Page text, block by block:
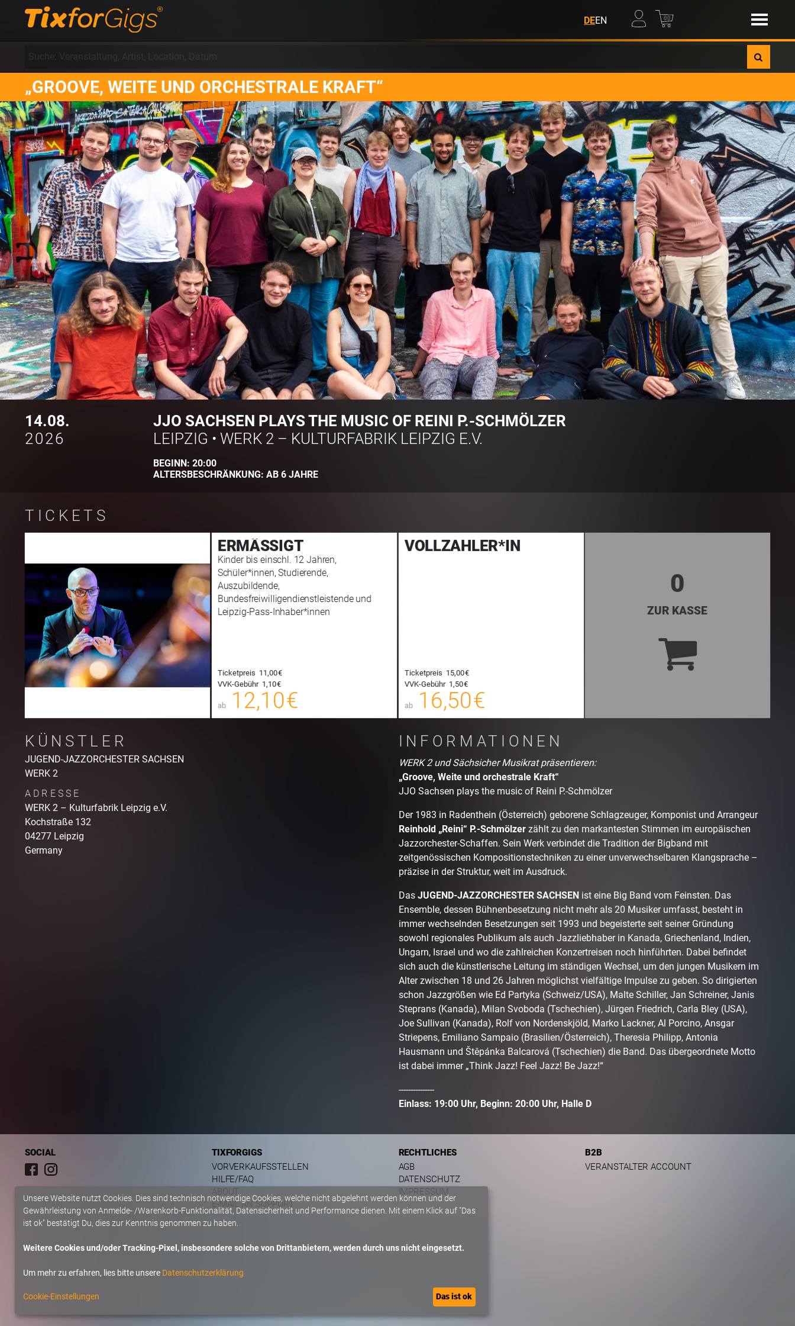
DEEN 00
„GROOVE, WEITE UND ORCHESTRALE KRAFT“
14.08.
2026
JJO SACHSEN PLAYS THE MUSIC OF REINI P.-SCHMÖLZER
LEIPZIG • WERK 2 – KULTURFABRIK LEIPZIG E.V.
BEGINN: 20:00
ALTERSBESCHRÄNKUNG: AB 6 JAHRE
TICKETS
ERMÄSSIGT
Kinder bis einschl. 12 Jahren,
Schüler*innen, Studierende,
Auszubildende,
Bundesfreiwilligendienstleistende und
Leipzig-Pass-Inhaber*innen
Ticketpreis 11,00 €
VVK-Gebühr 1,10 €
ab 12,10 €
00
VOLLZAHLER*IN
Ticketpreis 15,00 €
VVK-Gebühr 1,50 €
ab 16,50 €
00
0
ZUR KASSE
KÜNSTLER
JUGEND-JAZZORCHESTER SACHSEN
WERK 2
ADRESSE
WERK 2 – Kulturfabrik Leipzig e.V.
Kochstraße 132
04277 Leipzig
Germany
INFORMATIONEN
WERK 2 und Sächsicher Musikrat präsentieren:
„Groove, Weite und orchestrale Kraft“
JJO Sachsen plays the music of Reini P.-Schmölzer
Der 1983 in Radenthein (Österreich) geborene Schlagzeuger, Komponist und Arrangeur
Reinhold „Reini“ P.-Schmölzerzählt zu den markantesten Stimmen im europäischen
Jazzorchester-Schaffen. Sein Werk verbindet die Tradition der Bigband mit
zeitgenössischen Kompositionstechniken zu einer unverwechselbaren Klangsprache –
präzise in der Struktur, weit im Ausdruck.
Das JUGEND-JAZZORCHESTER SACHSENist eine Big Band vom Feinsten. Das
Ensemble, dessen Bühnenbesetzung nicht mehr als 20 Musiker umfasst, besteht in
immer wechselnden Besetzungen seit 1993 und begeisterte seit seiner Gründung
sowohl regionales Publikum als auch Jazzliebhaber in Kanada, Griechenland, Indien,
Ungarn, Israel und wo die zahlreichen Konzertreisen noch hinführten. Dabei befindet
sich auch die künstlerische Leitung im ständigen Wechsel, um den jungen Musikern im
Alter zwischen 18 und 26 Jahren möglichst vielfältige Impulse zu geben. So dirigierten
schon Jazzgrößen wie Ed Partyka (Schweiz/USA), Malte Schiller, Jan Schreiner, Janis
Steprans (Kanada), Milan Svoboda (Tschechien), Jürgen Friedrich, Carla Bley (USA),
Joe Sullivan (Kanada), Rolf von Nordenskjöld, Marko Lackner, Al Porcino, Ansgar
Striepens, Emiliano Sampaio (Brasilien/Österreich), Theresia Philipp, Antonia
Hausmann und Štěpánka Balcarová (Tschechien) die Band. Das übergeordnete Motto
ist dabei immer „Think Jazz! Feel Jazz! Be Jazz!“
---------------
Einlass: 19:00 Uhr, Beginn: 20:00 Uhr, Halle D
SOCIAL
TIXFORGIGS
VORVERKAUFSSTELLEN
HILFE/FAQ
ABOUT
E-MAIL AN SUPPORT
RECHTLICHES
AGB
DATENSCHUTZ
IMPRESSUM
B2B
VERANSTALTER ACCOUNT
Unsere Website nutzt Cookies. Dies sind technisch notwendige Cookies, welche nicht abgelehnt werden können und der
Gewährleistung von Anmelde- /Warenkorb-Funktionalität, Datensicherheit und Performance dienen. Mit einem Klick auf "Das
ist ok" bestätigt Du, dies zur Kenntnis genommen zu haben.
Weitere Cookies und/oder Tracking-Pixel, insbesondere solche von Drittanbietern, werden durch uns nicht eingesetzt.
Um mehr zu erfahren, lies bitte unsere Datenschutzerklärung
Cookie-Einstellungen Das ist ok